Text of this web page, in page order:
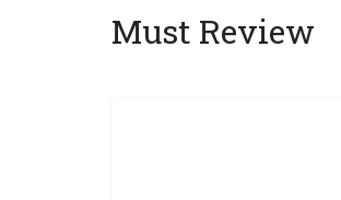
Must Review